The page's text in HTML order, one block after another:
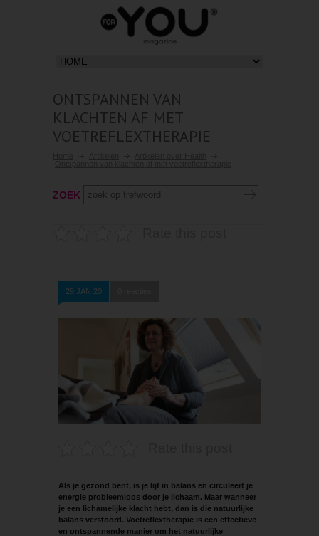
ONTSPANNEN VAN
KLACHTEN AF MET
VOETREFLEXTHERAPIE
ZOEK
29 JAN 20
Als je gezond bent, is je lijf in balans en circuleert je
energie probleemloos door je lichaam. Maar wanneer
je een lichamelijke klacht hebt, dan is die natuurlijke
balans verstoord. Voetreflextherapie is een effectieve
en ontspannende manier om het natuurlijke